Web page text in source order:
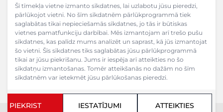
Šī tīmekļa vietne izmanto sīkdatnes, lai uzlabotu jūsu pieredzi,
pārlūkojot vietni. No šīm sīkdatnēm pārlūkprogrammā tiek
saglabātas tikai nepieciešamās sīkdatnes, jo tās ir būtiskas
vietnes pamatfunkciju darbībai. Mēs izmantojam arī trešo pušu
sīkdatnes, kas palīdz mums analizēt un saprast, kā jūs izmantojat
šo vietni. Šīs sīkdatnes tiks saglabātas jūsu pārlūkprogrammā
tikai ar jūsu piekrišanu. Jums ir iespēja arī atteikties no šo
sīkdatņu izmantošanas. Tomēr atteikšanās no dažām no šīm
sīkdatnēm var ietekmēt jūsu pārlūkošanas pieredzi.
PIEKRIST IESTATĪJUMI ATTEIKTIES
Pieteikties